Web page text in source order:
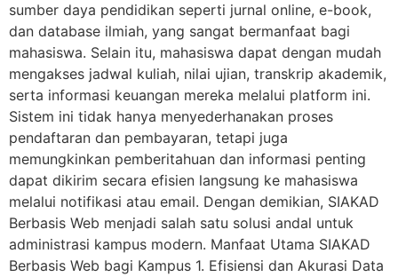
sumber daya pendidikan seperti jurnal online, e-book,
dan database ilmiah, yang sangat bermanfaat bagi
mahasiswa. Selain itu, mahasiswa dapat dengan mudah
mengakses jadwal kuliah, nilai ujian, transkrip akademik,
serta informasi keuangan mereka melalui platform ini.
Sistem ini tidak hanya menyederhanakan proses
pendaftaran dan pembayaran, tetapi juga
memungkinkan pemberitahuan dan informasi penting
dapat dikirim secara efisien langsung ke mahasiswa
melalui notifikasi atau email. Dengan demikian, SIAKAD
Berbasis Web menjadi salah satu solusi andal untuk
administrasi kampus modern. Manfaat Utama SIAKAD
Berbasis Web bagi Kampus 1. Efisiensi dan Akurasi Data